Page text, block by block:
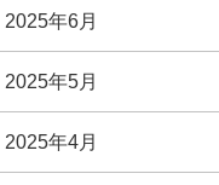
2025年6月
2025年5月
2025年4月